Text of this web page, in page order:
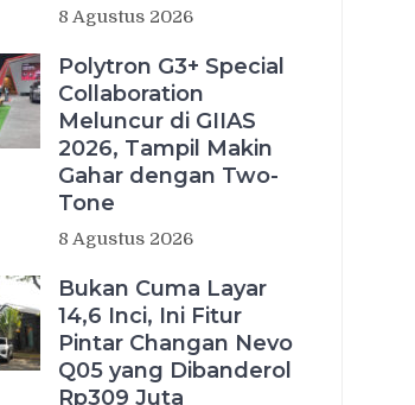
8 Agustus 2026
Polytron G3+ Special
Collaboration
Meluncur di GIIAS
2026, Tampil Makin
Gahar dengan Two-
Tone
8 Agustus 2026
Bukan Cuma Layar
14,6 Inci, Ini Fitur
Pintar Changan Nevo
Q05 yang Dibanderol
Rp309 Juta